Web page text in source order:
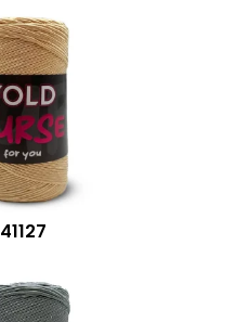
41127